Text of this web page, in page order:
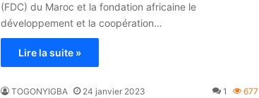
(FDC) du Maroc et la fondation africaine le
développement et la coopération…
Lire la suite »
TOGONYIGBA 24 janvier 2023 1 677